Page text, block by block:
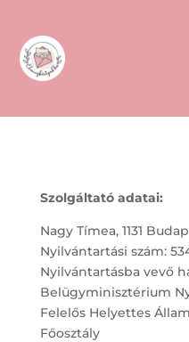
Szolgáltató adatai:
Nagy Tímea, 1131
Nyilvántartási szám:
Nyilvántartásba vevő
Belügyminisztérium
Felelős Helyettes
Főosztály